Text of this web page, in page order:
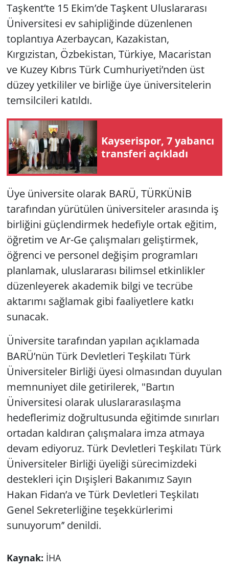
Taşkent’te 15 Ekim’de Taşkent Uluslararası
Üniversitesi ev sahipliğinde düzenlenen
toplantıya Azerbaycan, Kazakistan,
Kırgızistan, Özbekistan, Türkiye, Macaristan
ve Kuzey Kıbrıs Türk Cumhuriyeti’nden üst
düzey yetkililer ve birliğe üye üniversitelerin
temsilcileri katıldı.
Kayserispor, 7 yabancı
transferi açıkladı
Üye üniversite olarak BARÜ, TÜRKÜNİB
tarafından yürütülen üniversiteler arasında iş
birliğini güçlendirmek hedefiyle ortak eğitim,
öğretim ve Ar-Ge çalışmaları geliştirmek,
öğrenci ve personel değişim programları
planlamak, uluslararası bilimsel etkinlikler
düzenleyerek akademik bilgi ve tecrübe
aktarımı sağlamak gibi faaliyetlere katkı
sunacak.
Üniversite tarafından yapılan açıklamada
BARÜ’nün Türk Devletleri Teşkilatı Türk
Üniversiteler Birliği üyesi olmasından duyulan
memnuniyet dile getirilerek, "Bartın
Üniversitesi olarak uluslararasılaşma
hedeflerimiz doğrultusunda eğitimde sınırları
ortadan kaldıran çalışmalara imza atmaya
devam ediyoruz. Türk Devletleri Teşkilatı Türk
Üniversiteler Birliği üyeliği sürecimizdeki
destekleri için Dışişleri Bakanımız Sayın
Hakan Fidan’a ve Türk Devletleri Teşkilatı
Genel Sekreterliğine teşekkürlerimi
sunuyorum’’ denildi.
Kaynak: İHA